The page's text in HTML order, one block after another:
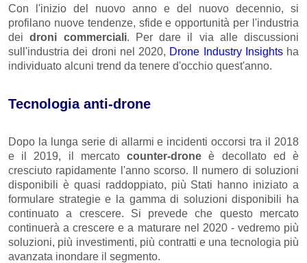
Con l'inizio del nuovo anno e del nuovo decennio, si
profilano nuove tendenze, sfide e opportunità per l'industria
deidroni commerciali. Per dare il via alle discussioni
sull'industria dei droni nel 2020, Drone Industry Insightsha
individuato alcuni trend da tenere d'occhio quest'anno.
Tecnologia anti-drone
Dopo la lunga serie di allarmi e incidenti occorsi tra il 2018
e il 2019, il mercatocounter-drone è decollato ed è
cresciuto rapidamente l'anno scorso. Il numero di soluzioni
disponibili è quasi raddoppiato, più Stati hanno iniziato a
formulare strategie e la gamma di soluzioni disponibili ha
continuato a crescere. Si prevede che questo mercato
continuerà a crescere e a maturare nel 2020 - vedremo più
soluzioni, più investimenti, più contratti e una tecnologia più
avanzata inondare il segmento.